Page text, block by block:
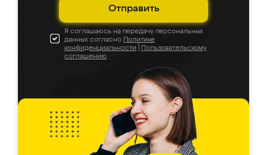
Отправить
Я соглашаюсь на передачу персональных
данных согласно Политике
конфиденциальности
Пользовательскому
соглашению